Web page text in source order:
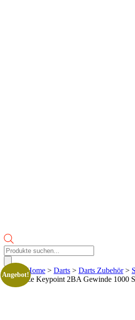
Products
search
Start> Home > Darts > Darts Zubehör>
Softspitze Keypoint 2BA Gewinde 1000
Angebot!